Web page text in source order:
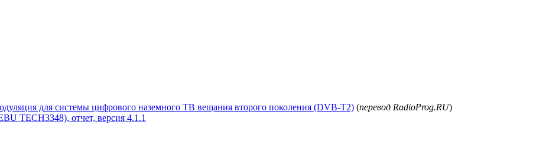
для системы цифрового наземного ТВ вещания второго поколения (DVB-T2) (перевод RadioProg.RU)
TECH3348), отчет, версия 4.1.1